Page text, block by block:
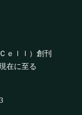
ｅｌｌ）創刊
在に至る